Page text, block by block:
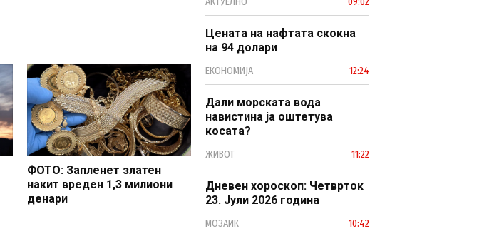
ФОТО: Запленет златен
накит вреден 1,3 милиони
денари
модерен јавен сектор
Цената на нафтата скокна
на 94 долари
ЕКОНОМИЈА 12:24
Дали морската вода
навистина ја оштетува
косата?
ЖИВОТ 11:22
Дневен хороскоп: Четврток
23. Јули 2026 година
МОЗАИК 10:42